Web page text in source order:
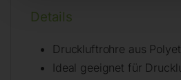
Details
Druckluftrohre aus
Ideal geeignet für